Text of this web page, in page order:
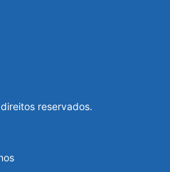
reservados.